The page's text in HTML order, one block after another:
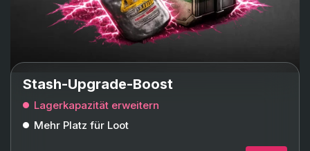
Stash-Upgrade-Boost
Lagerkapazität erweitern
Mehr Platz für Loot